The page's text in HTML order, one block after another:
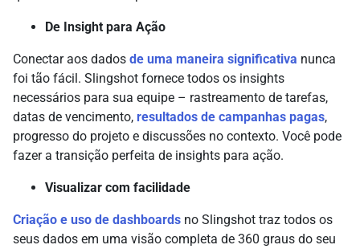
De Insight para Ação
Conectar aos dados de uma maneira significativa nunca
foi tão fácil. Slingshot fornece todos os insights
necessários para sua equipe – rastreamento de tarefas,
datas de vencimento, resultados de campanhas pagas,
progresso do projeto e discussões no contexto. Você pode
fazer a transição perfeita de insights para ação.
Visualizar com facilidade
Criação e uso de dashboards no Slingshot traz todos os
seus dados em uma visão completa de 360 graus do seu